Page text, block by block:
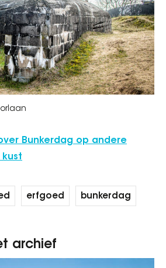
Bunkerdag op andere
erfgoed bunkerdag
archief